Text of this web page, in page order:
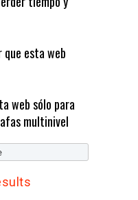
que esta web
web sólo para
multinivel